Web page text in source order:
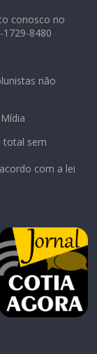
conosco no
8480
não
total sem
com a lei